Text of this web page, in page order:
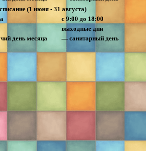
(1 июня - 31 августа)
с 9:00 до 18:00
выходные дни
день месяца
— санитарный день